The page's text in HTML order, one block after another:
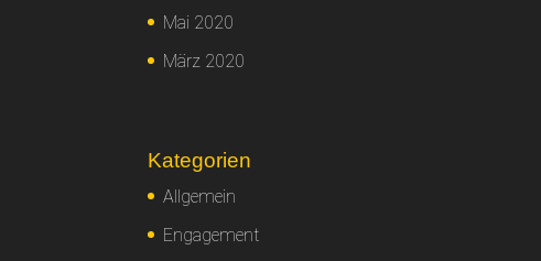
Mai 2020
März 2020
Kategorien
Allgemein
Engagement